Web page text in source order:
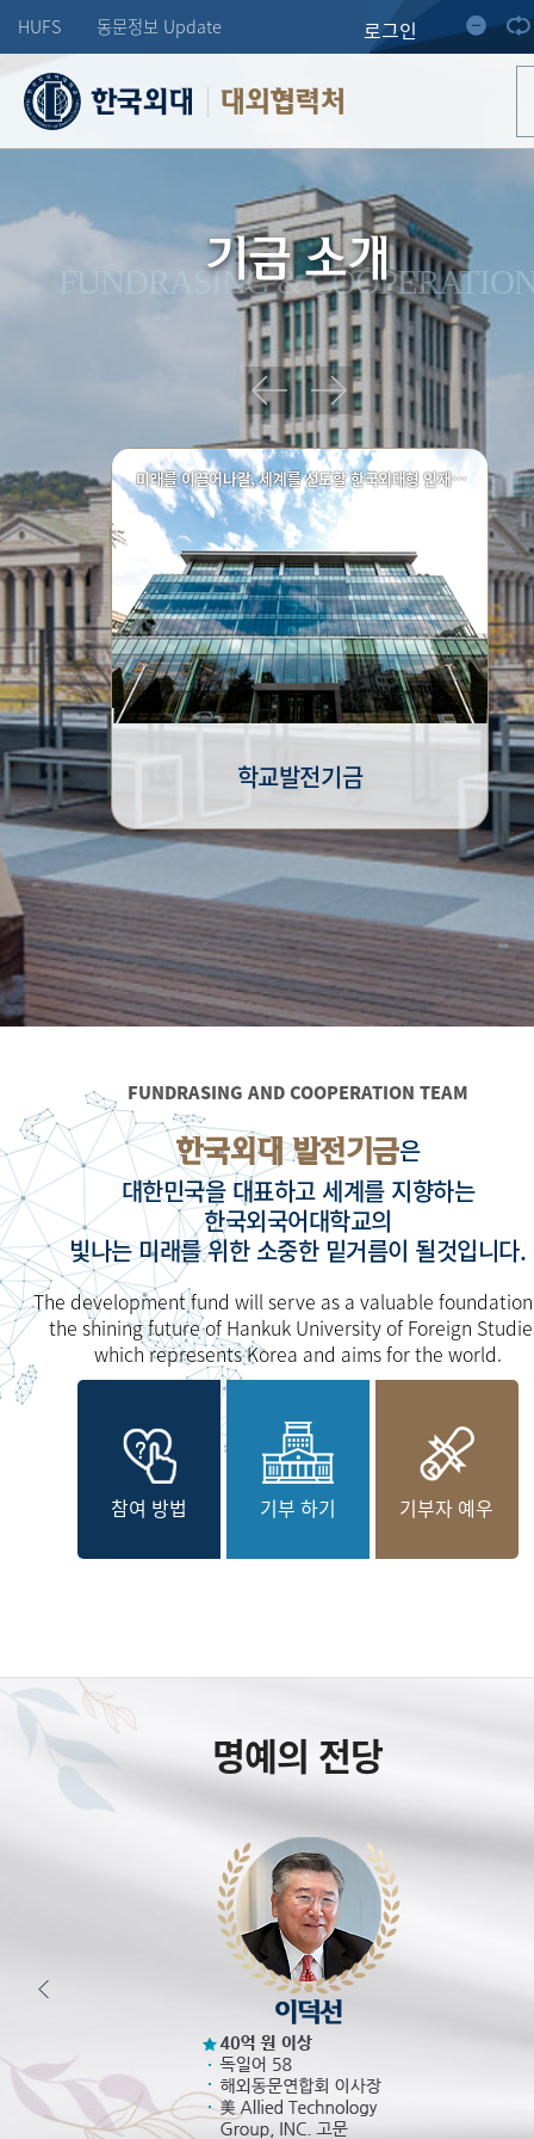
HUFS 동문정보 Update 로그인
대외협력처
기금 소개
FUNDRASING &
미래를 이끌어나갈, 세계를 선도할 한국외대형 인재양성
학교발전기금
FUNDRASING AND COOPERATION TEAM
한국외대 발전기금은
대한민국을 대표하고 세계를 지향하는
한국외국어대학교의
빛나는 미래를 위한 소중한 밑거름이 될것입니다.
The development fund will serve as a valuable
the shining future of Hankuk University of Foreign
which represents Korea and aims for the world.
참여 방법 기부 하기 기부자 예우
명예의 전당